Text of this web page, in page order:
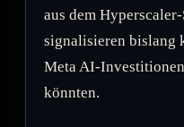
aus dem
signalisieren bislang
Meta AI-
könnten.